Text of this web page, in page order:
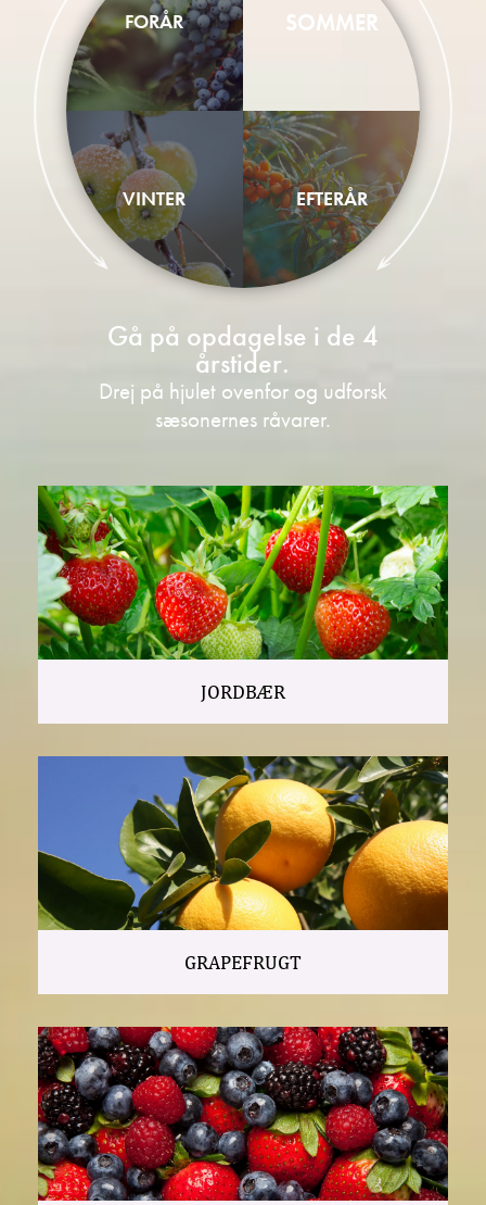
FORÅR SOMMER
EFTERÅR
VINTER
Gå på opdagelse i de 4
årstider.
Drej på hjulet ovenfor og udforsk
sæsonernes råvarer.
JORDBÆR
GRAPEFRUGT